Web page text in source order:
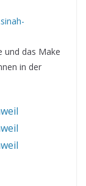
und das Make
in der